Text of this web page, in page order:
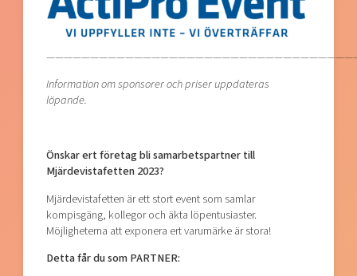
Information om sponsorer och priser uppdateras
löpande.
Önskar ert företag bli samarbetspartner till
Mjärdevistafetten 2023?
Mjärdevistafetten är ett stort event som samlar
kompisgäng, kollegor och äkta löpentusiaster.
Möjligheterna att exponera ert varumärke är stora!
Detta får du som PARTNER: